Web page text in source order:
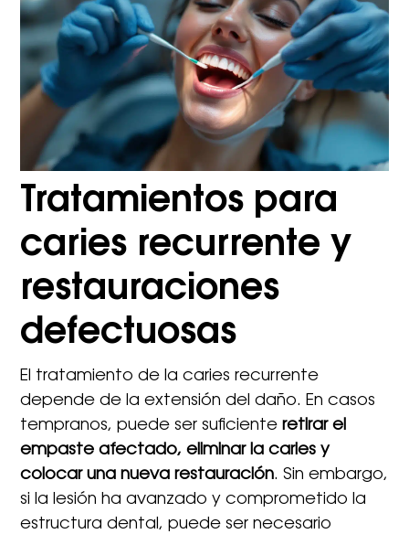
Tratamientos para
caries recurrente y
restauraciones
defectuosas
El tratamiento de la caries recurrente
depende de la extensión del daño. En casos
tempranos, puede ser suficienteretirar el
empaste afectado, eliminar la caries y
colocar una nueva restauración. Sin embargo,
si la lesión ha avanzado y comprometido la
estructura dental, puede ser necesario